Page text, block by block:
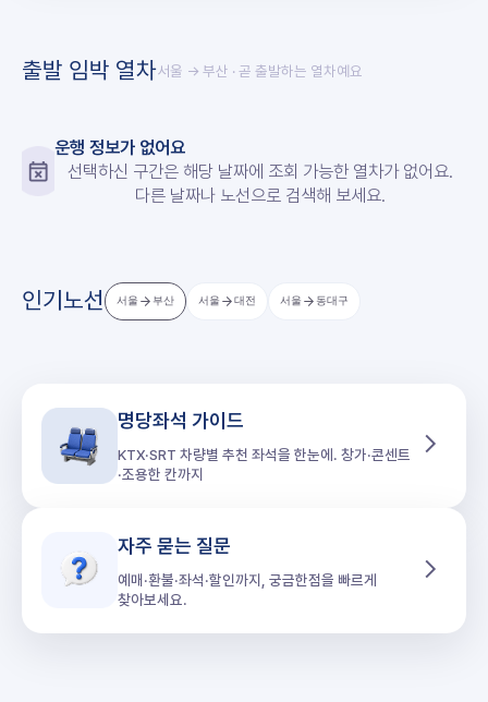
출발 임박 열차서울 → 부산 · 곧 출발하는 열차예요
운행 정보가 없어요
선택하신 구간은 해당 날짜에 조회 가능한 열차가 없어요.
다른 날짜나 노선으로 검색해 보세요.
인기노선 서울 부산 서울 대전 서울 동대구
명당좌석 가이드
KTX·SRT 차량별 추천 좌석을 한눈에. 창가·콘센트
·조용한 칸까지
자주 묻는 질문
예매·환불·좌석·할인까지, 궁금한점을 빠르게
찾아보세요.